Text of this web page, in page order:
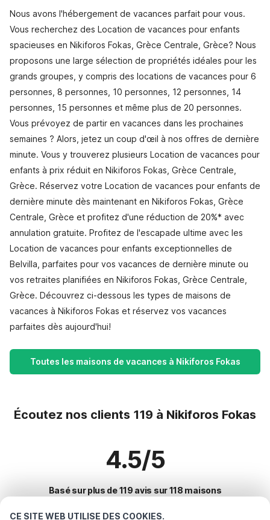
CE SITE WEB UTILISE DES COOKIES.
Nous avons l'hébergement de vacances parfait pour vous.
Vous recherchez des Location de vacances pour enfants
spacieuses en Nikiforos Fokas, Grèce Centrale, Grèce? Nous
proposons une large sélection de propriétés idéales pour les
grands groupes, y compris des locations de vacances pour 6
personnes, 8 personnes, 10 personnes, 12 personnes, 14
personnes, 15 personnes et même plus de 20 personnes.
Vous prévoyez de partir en vacances dans les prochaines
semaines ? Alors, jetez un coup d'œil à nos offres de dernière
minute. Vous y trouverez plusieurs Location de vacances pour
enfants à prix réduit en Nikiforos Fokas, Grèce Centrale,
Grèce. Réservez votre Location de vacances pour enfants de
dernière minute dès maintenant en Nikiforos Fokas, Grèce
Centrale, Grèce et profitez d'une réduction de 20%* avec
annulation gratuite. Profitez de l'escapade ultime avec les
Location de vacances pour enfants exceptionnelles de
Belvilla, parfaites pour vos vacances de dernière minute ou
vos retraites planifiées en Nikiforos Fokas, Grèce Centrale,
Grèce. Découvrez ci-dessous les types de maisons de
vacances à Nikiforos Fokas et réservez vos vacances
parfaites dès aujourd'hui!
Toutes les maisons de vacances à Nikiforos Fokas
Écoutez nos clients 119 à Nikiforos Fokas
4.5/5
Basé sur plus de 119 avis sur 118 maisons